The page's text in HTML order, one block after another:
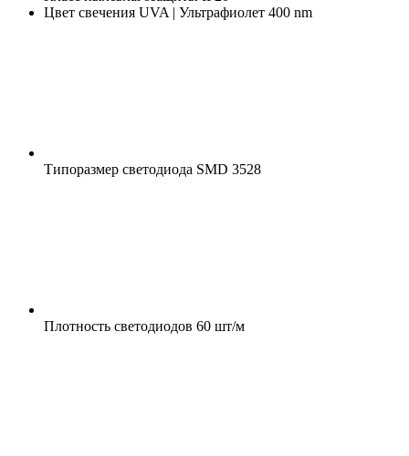
Цвет свечения UVA | Ультрафиолет 400 nm
Типоразмер светодиода SMD 3528
Плотность светодиодов 60 шт/м